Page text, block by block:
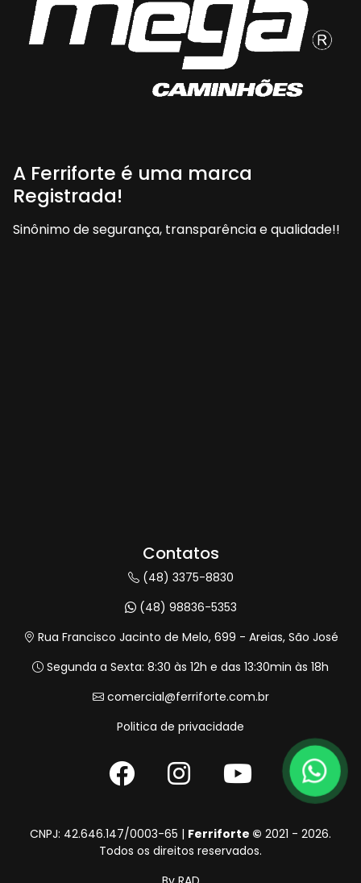
A Ferriforte é uma marca
Registrada!
Sinônimo de segurança, transparência e qualidade!!
Contatos
(48) 3375-8830
(48) 98836-5353
Rua Francisco Jacinto de Melo, 699 - Areias, São José
Segunda a Sexta: 8:30 às 12h e das 13:30min às 18h
comercial@ferriforte.com.br
Politica de privacidade
CNPJ: 42.646.147/0003-65 | Ferriforte © 2021 - 2026.
Todos os direitos reservados.